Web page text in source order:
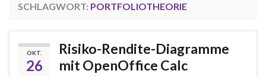
SCHLAGWORT: PORTFOLIOTHEORIE
OKT.
26
Risiko-Rendite-Diagramme
mit OpenOffice Calc